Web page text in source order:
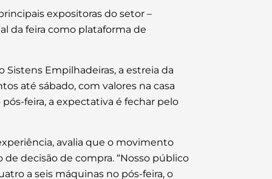
expositoras do setor –
da feira como plataforma de
Empilhadeiras, a estreia da
até sábado, com valores na casa
feira, a expectativa é fechar pelo
avalia que o movimento
decisão de compra. “Nosso público
a seis máquinas no pós-feira, o